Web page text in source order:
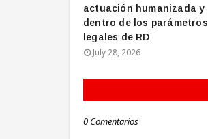
actuación humanizada y
dentro de los parámetros
legales de RD
July 28, 2026
0 Comentarios